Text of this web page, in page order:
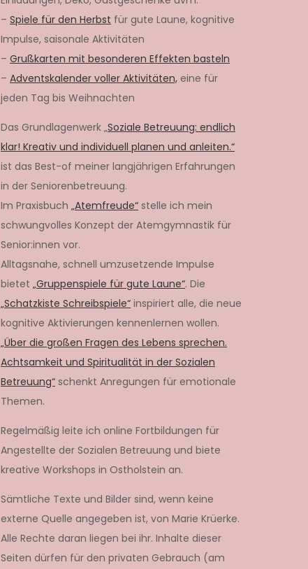
– Spiele für den Herbst für gute Laune, kognitive
Impulse, saisonale Aktivitäten
– Grußkarten mit besonderen Effekten basteln
– Adventskalender voller Aktivitäten, eine für
jeden Tag bis Weihnachten
Das Grundlagenwerk „Soziale Betreuung: endlich
klar! Kreativ und individuell planen und anleiten.“
ist das Best-of meiner langjährigen Erfahrungen
in der Seniorenbetreuung.
Im Praxisbuch „Atemfreude“ stelle ich mein
schwungvolles Konzept der Atemgymnastik für
Senior:innen vor.
Alltagsnahe, schnell umzusetzende Impulse
bietet „Gruppenspiele für gute Laune“. Die
„Schatzkiste Schreibspiele“ inspiriert alle, die neue
kognitive Aktivierungen kennenlernen wollen.
„Über die großen Fragen des Lebens sprechen.
Achtsamkeit und Spiritualität in der Sozialen
Betreuung“ schenkt Anregungen für emotionale
Themen.
Regelmäßig leite ich online Fortbildungen für
Angestellte der Sozialen Betreuung und biete
kreative Workshops in Ostholstein an.
Sämtliche Texte und Bilder sind, wenn keine
externe Quelle angegeben ist, von Marie Krüerke.
Alle Rechte daran liegen bei ihr. Inhalte dieser
Seiten dürfen für den privaten Gebrauch (am